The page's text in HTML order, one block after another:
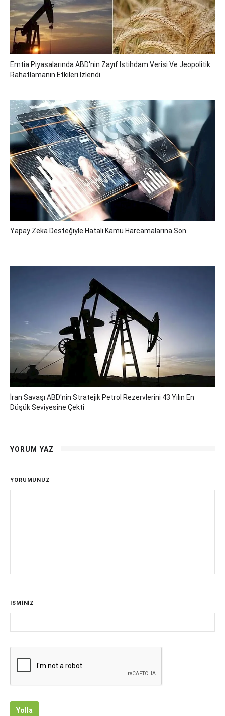
Emtia Piyasalarında ABD'nin Zayıf Istihdam Verisi Ve Jeopolitik
Rahatlamanın Etkileri Izlendi
Yapay Zeka Desteğiyle Hatalı Kamu Harcamalarına Son
İran Savaşı ABD'nin Stratejik Petrol Rezervlerini 43 Yılın En
Düşük Seviyesine Çekti
YORUM YAZ
YORUMUNUZ
İSMİNİZ
Yolla